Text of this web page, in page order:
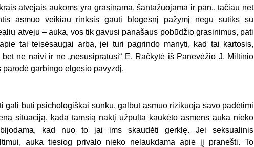
atvejais aukoms yra grasinama, šantažuojama ir pan., tačiau net
asmuo veikiau rinksis gauti blogesnį pažymį negu sutiks su
atveju – auka, vos tik gavusi panašaus pobūdžio grasinimus, pati
tai teisėsaugai arba, jei turi pagrindo manyti, kad tai kartosis,
ne naivi ir ne „nesusipratusi“ E. Račkytė iš Panevėžio J. Miltinio
garbingo elgesio pavyzdį.
gali būti psichologiškai sunku, galbūt asmuo rizikuoja savo padėtimi
situaciją, kada tamsią naktį užpulta kaukėto asmens auka nieko
kad nuo to jai ims skaudėti gerklę. Jei seksualinis
auka tiesiog privalo nieko nelaukdama apie jį pranešti. To